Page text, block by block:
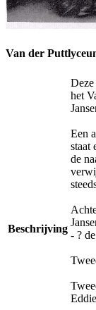
Van der
Beschrijving
het
Een
staat
de
- ?